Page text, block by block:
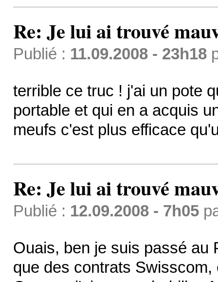
Re: Je lui ai trouvé
Publié : 11.09.2008 - 23h18
terrible ce truc ! j'ai un pote
portable et qui en a acquis
meufs c'est plus efficace
Re: Je lui ai trouvé
Publié : 12.09.2008 - 7h05
Ouais, ben je suis passé au
que des contrats